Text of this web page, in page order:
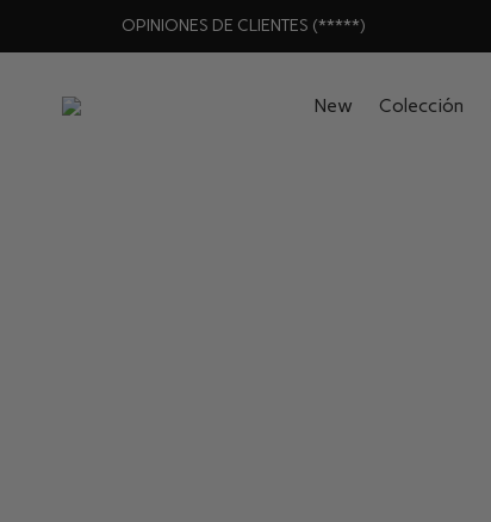
OPINIONES DE CLIENTES (*****)
New Colección